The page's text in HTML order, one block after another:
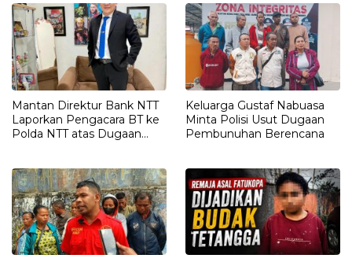
Mantan Direktur Bank NTT
Laporkan Pengacara BT ke
Polda NTT atas Dugaan
Keluarga Gustaf Nabuasa
Minta Polisi Usut Dugaan
Pembunuhan Berencana